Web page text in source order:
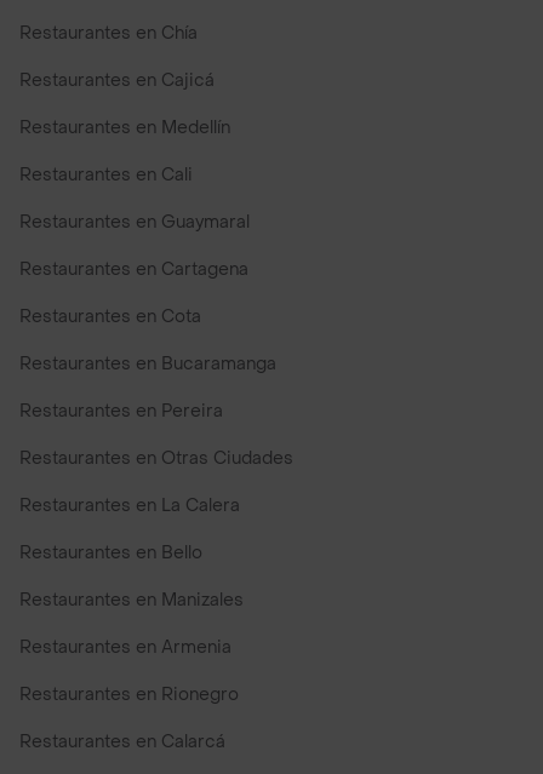
Restaurantes en Chía
Restaurantes en Cajicá
Restaurantes en Medellín
Restaurantes en Cali
Restaurantes en Guaymaral
Restaurantes en Cartagena
Restaurantes en Cota
Restaurantes en Bucaramanga
Restaurantes en Pereira
Restaurantes en Otras Ciudades
Restaurantes en La Calera
Restaurantes en Bello
Restaurantes en Manizales
Restaurantes en Armenia
Restaurantes en Rionegro
Restaurantes en Calarcá